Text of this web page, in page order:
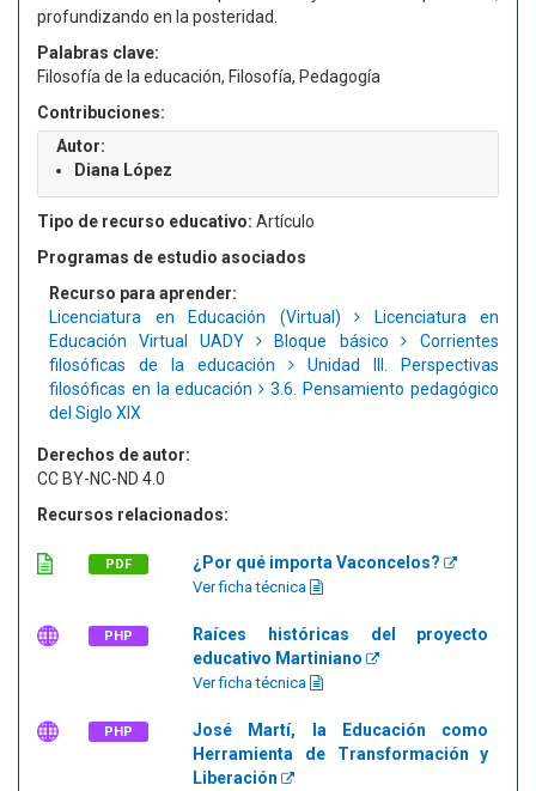
profundizando en la posteridad.
Palabras clave:
Filosofía de la educación, Filosofía, Pedagogía
Contribuciones:
Autor:
Diana López
Tipo de recurso educativo: Artículo
Programas de estudio asociados
Recurso para aprender:
Licenciatura en Educación (Virtual)
Licenciatura en
Educación Virtual UADY
Bloque básico
Corrientes
filosóficas de la educación
Unidad III. Perspectivas
filosóficas en la educación
3.6. Pensamiento pedagógico
del Siglo XIX
Derechos de autor:
CC BY-NC-ND 4.0
Recursos relacionados:
PDF ¿Por qué importa Vaconcelos?
Ver ficha técnica
PHP
Raíces históricas del proyecto
educativo Martiniano
Ver ficha técnica
PHP
José Martí, la Educación como
Herramienta de Transformación y
Liberación